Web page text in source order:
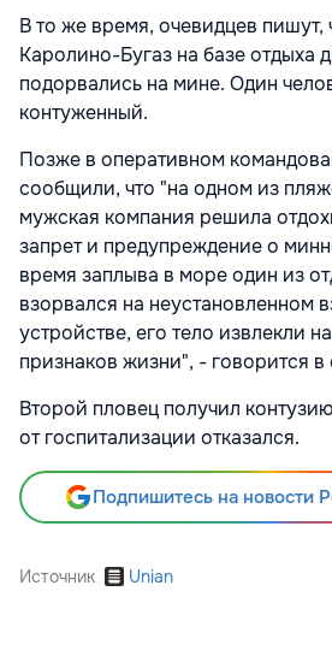
В то же время, очевидцев пишут,
Каролино-Бугаз на базе отдыха
подорвались на мине. Один
контуженный.
Позже в оперативном
сообщили, что "на одном из
мужская компания решила
запрет и предупреждение о
время заплыва в море один из
взорвался на неустановленном
устройстве, его тело извлекли
признаков жизни", - говорится
Второй пловец получил
от госпитализации отказался.
Подпишитесь на новости
Источник Unian